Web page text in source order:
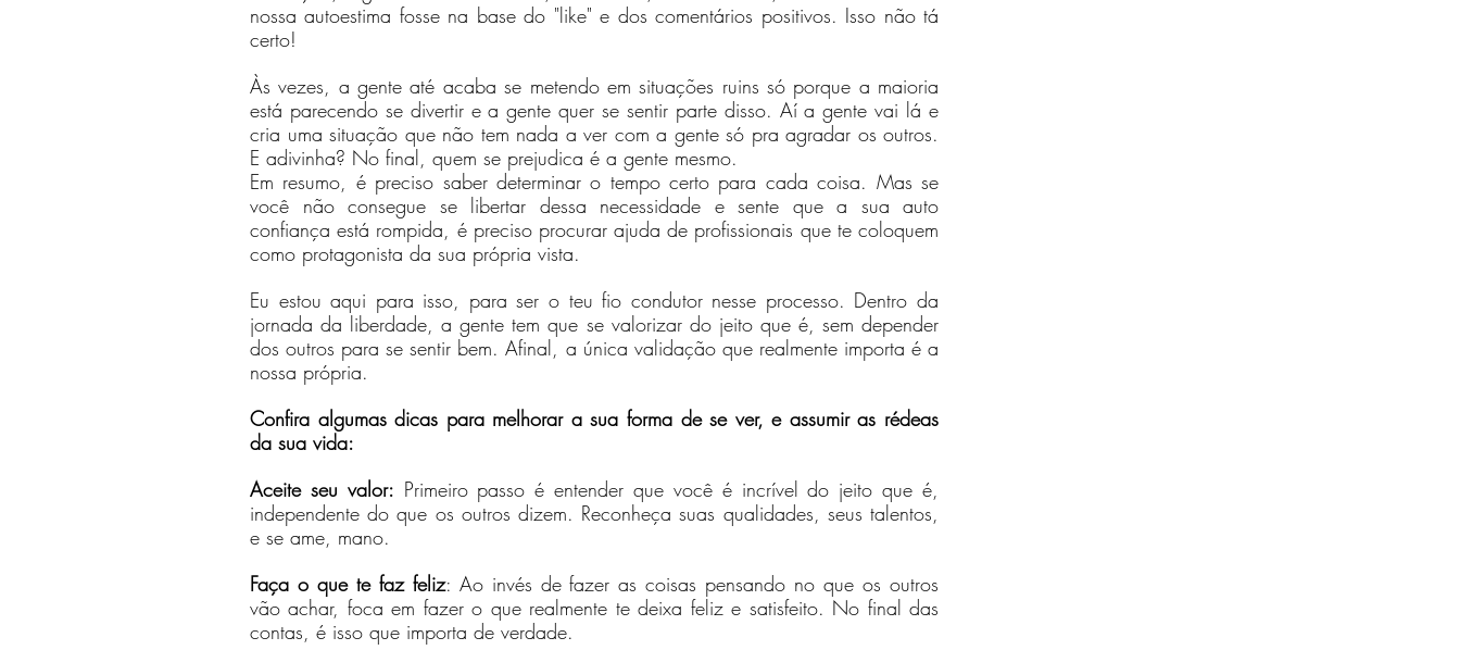
nossa autoestima fosse na base do "like" e dos comentários positivos. Isso não tá
certo!
Às vezes, a gente até acaba se metendo em situações ruins só porque a maioria
está parecendo se divertir e a gente quer se sentir parte disso. Aí a gente vai lá e
cria uma situação que não tem nada a ver com a gente só pra agradar os outros.
E adivinha? No final, quem se prejudica é a gente mesmo.
Em resumo, é preciso saber determinar o tempo certo para cada coisa. Mas se
você não consegue se libertar dessa necessidade e sente que a sua auto
confiança está rompida, é preciso procurar ajuda de profissionais que te coloquem
como protagonista da sua própria vista.
Eu estou aqui para isso, para ser o teu fio condutor nesse processo. Dentro da
jornada da liberdade, a gente tem que se valorizar do jeito que é, sem depender
dos outros para se sentir bem. Afinal, a única validação que realmente importa é a
nossa própria.
Confira algumas dicas para melhorar a sua forma de se ver, e assumir as rédeas
da sua vida:
Aceite seu valor: Primeiro passo é entender que você é incrível do jeito que é,
independente do que os outros dizem. Reconheça suas qualidades, seus talentos,
e se ame, mano.
Faça o que te faz feliz: Ao invés de fazer as coisas pensando no que os outros
vão achar, foca em fazer o que realmente te deixa feliz e satisfeito. No final das
contas, é isso que importa de verdade.